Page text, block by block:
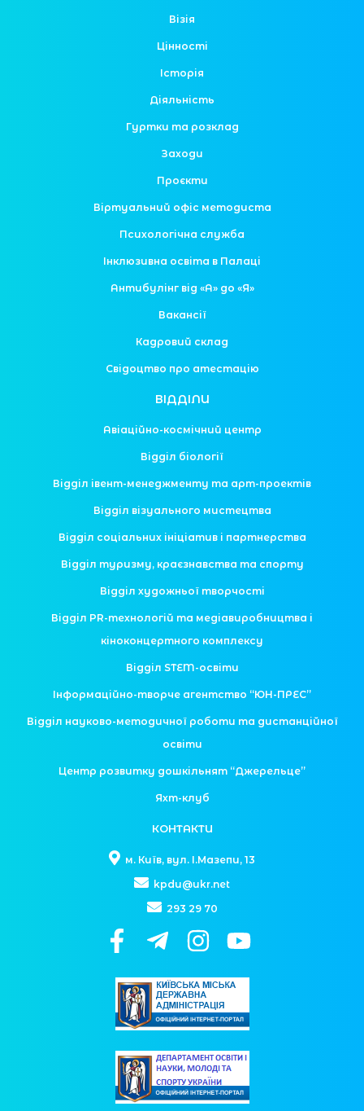
Візія
Цінності
Історія
Діяльність
Гуртки та розклад
Заходи
Проєкти
Віртуальний офіс методиста
Психологічна служба
Інклюзивна освіта в Палаці
Антибулінг від «А» до «Я»
Вакансії
Кадровий склад
Свідоцтво про атестацію
ВІДДІЛИ
Авіаційно-космічний центр
Відділ біології
Відділ івент-менеджменту та арт-проектів
Відділ візуального мистецтва
Відділ соціальних ініціатив і партнерства
Відділ туризму, краєзнавства та спорту
Відділ художньої творчості
Відділ PR-технологій та медіавиробництва і
кіноконцертного комплексу
Відділ STEM-освіти
Інформаційно-творче агентство “ЮН-ПРЕС”
Відділ науково-методичної роботи та дистанційної
освіти
Центр розвитку дошкільнят “Джерельце”
Яхт-клуб
КОНТАКТИ
м. Київ, вул. І.Мазепи, 13
kpdu@ukr.net
293 29 70